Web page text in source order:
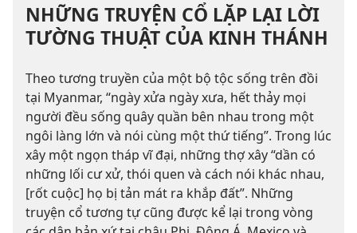
NHỮNG TRUYỆN CỔ LẶP LẠI LỜI
TƯỜNG THUẬT CỦA KINH THÁNH
Theo tương truyền của một bộ tộc sống trên đồi
tại Myanmar, “ngày xửa ngày xưa, hết thảy mọi
người đều sống quây quần bên nhau trong một
ngôi làng lớn và nói cùng một thứ tiếng”. Trong lúc
xây một ngọn tháp vĩ đại, những thợ xây “dần có
những lối cư xử, thói quen và cách nói khác nhau,
[rốt cuộc] họ bị tản mát ra khắp đất”. Những
truyện cổ tương tự cũng được kể lại trong vòng